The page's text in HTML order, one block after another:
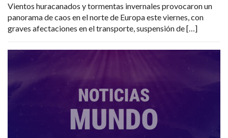
Vientos huracanados y tormentas invernales provocaron un
panorama de caos en el norte de Europa este viernes, con
graves afectaciones en el transporte, suspensión de […]